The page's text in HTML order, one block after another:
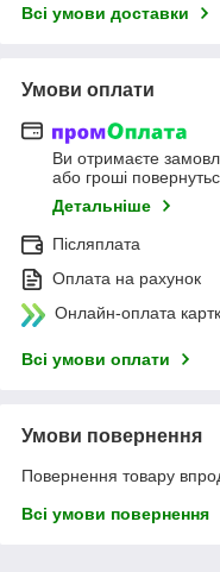
Всі умови доставки
Умови оплати
Ви отримаєте
або гроші
Детальніше
Післяплата
Оплата на рахунок
Онлайн-оплата
Всі умови оплати
Умови повернення
Повернення товару
Всі умови повернення